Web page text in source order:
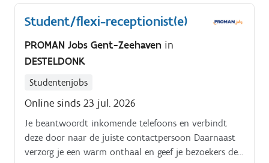
en zorgt voor het bestellen van lunches Ook
ondersteun je het team met diverse administratieve
werkt op volgende dagen: 27/07, 30/07, 03/08,
21/08, 04/09, 11/09 en 18/09. Het uurrooster loopt
van 8u tot 17u met 30 minuten pauze
Student/flexi-receptionist(e)
PROMAN Jobs Gent-Zeehaven in
DESTELDONK
Studentenjobs
Online sinds 23 jul. 2026
Je beantwoordt inkomende telefoons en verbindt
deze door naar de juiste contactpersoon Daarnaast
verzorg je een warm onthaal en geef je bezoekers de